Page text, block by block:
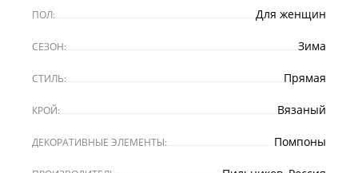
ПОЛ: Для женщин
СЕЗОН: Зима
СТИЛЬ: Прямая
КРОЙ: Вязаный
ДЕКОРАТИВНЫЕ ЭЛЕМЕНТЫ: Помпоны